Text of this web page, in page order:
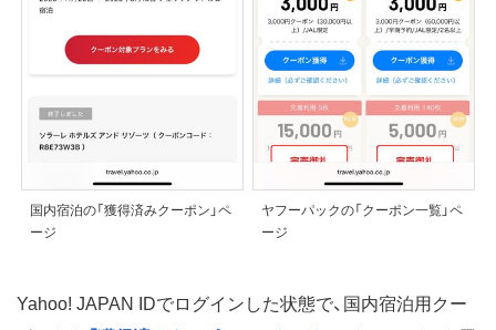
国内宿泊の「獲得済みクーポン」ペ
ージ
ヤフーパックの「クーポン一覧」ペ
ージ
Yahoo! JAPAN IDでログインした状態で、国内宿泊用クー